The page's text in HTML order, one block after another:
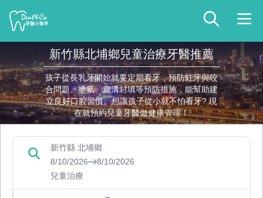
新竹縣北埔鄉兒童治療牙醫推薦
孩子從長乳牙開始就要定期看牙，預防蛀牙與咬
合問題。塗氟、窩溝封填等預防措施，能幫助建
立良好口腔習慣。想讓孩子從小就不怕看牙? 現
在就預約兒童牙醫做健康管理！
新竹縣 北埔鄉
8/10/2026
8/10/2026
兒童治療